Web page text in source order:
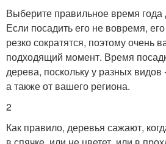
Выберите правильное время года
Если посадить его не вовремя,
резко сократятся, поэтому очень
подходящий момент. Время
дерева, поскольку у разных
а также от вашего региона.
2
Как правило, деревья сажают,